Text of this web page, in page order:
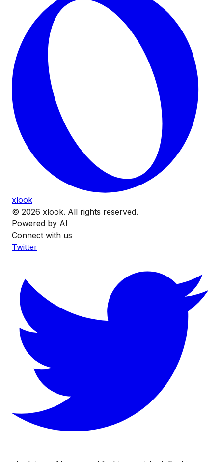
xlook
© 2026 xlook. All rights reserved.
Powered by AI
Connect with us
Twitter